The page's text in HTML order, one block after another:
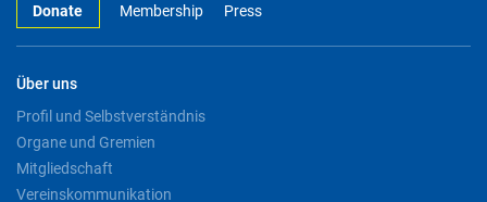
Donate Membership Press
Über uns
Profil und Selbstverständnis
Organe und Gremien
Mitgliedschaft
Vereinskommunikation